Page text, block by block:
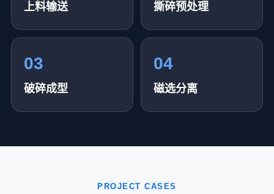
上料输送 撕碎预处理
03
破碎成型
04
磁选分离
PROJECT CASES